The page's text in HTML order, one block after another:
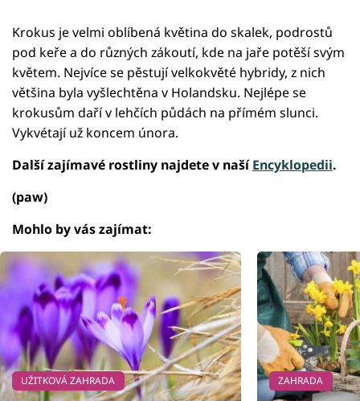
Krokus je velmi oblíbená květina do skalek, podrostů
pod keře a do různých zákoutí, kde na jaře potěší svým
květem. Nejvíce se pěstují velkokvěté hybridy, z nich
většina byla vyšlechtěna v Holandsku. Nejlépe se
krokusům daří v lehčích půdách na přímém slunci.
Vykvétají už koncem února.
Další zajímavé rostliny najdete v našíEncyklopedii.
(paw)
Mohlo by vás zajímat:
UŽITKOVÁ ZAHRADA ZAHRADA